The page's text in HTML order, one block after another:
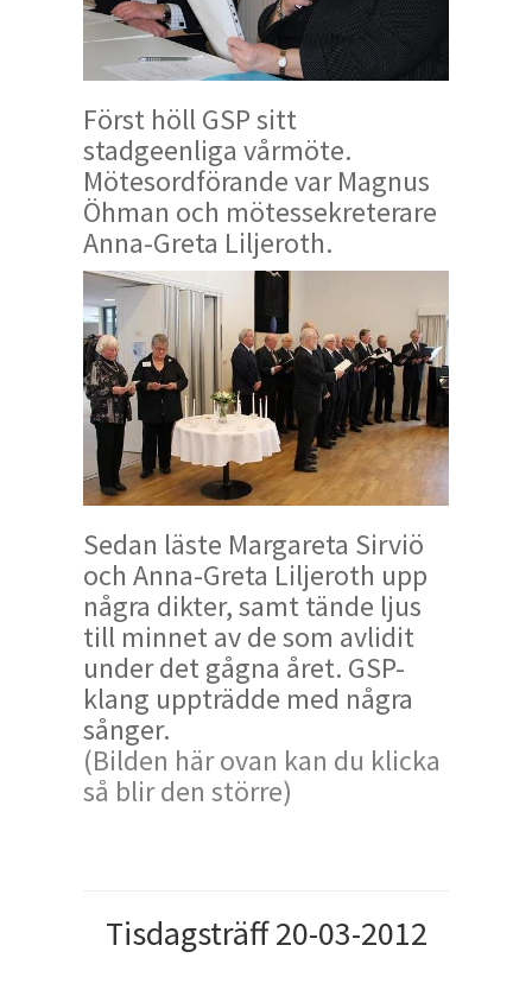
Först höll GSP sitt
stadgeenliga vårmöte.
Mötesordförande var Magnus
Öhman och mötessekreterare
Anna-Greta Liljeroth.
Sedan läste Margareta Sirviö
och Anna-Greta Liljeroth upp
några dikter, samt tände ljus
till minnet av de som avlidit
under det gågna året. GSP-
klang uppträdde med några
sånger.
(Bilden här ovan kan du klicka
så blir den större)
Tisdagsträff 20-03-2012